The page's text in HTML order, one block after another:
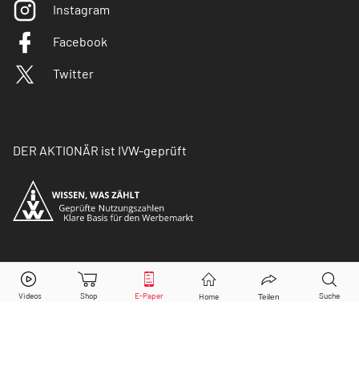
Instagram
Facebook
Twitter
DER AKTIONÄR ist IVW-geprüft
© Copyright 2026 Börsenmedien AG. Alle Rechte